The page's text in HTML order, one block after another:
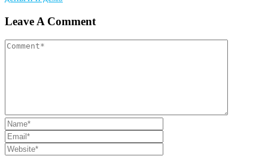
Leave A Comment